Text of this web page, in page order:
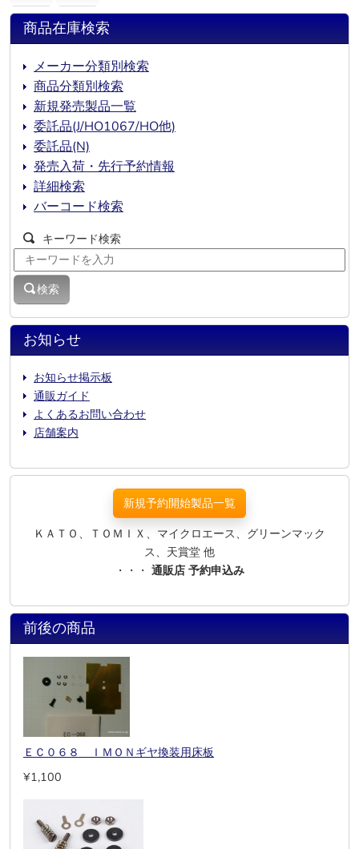
お知らせ
お知らせ掲示板
通販ガイド
よくあるお問い合わせ
店舗案内
商品在庫検索
メーカー分類別検索
商品分類別検索
新規発売製品一覧
委託品(J/HO1067/HO他)
委託品(N)
発売入荷・先行予約情報
詳細検索
バーコード検索
キーワード検索
検索
新規予約開始製品一覧
ＫＡＴＯ、ＴＯＭＩＸ、マイクロエース、グリーンマック
ス、天賞堂 他
・・・ 通販店 予約申込み
前後の商品
ＥＣ０６８ ＩＭＯＮギヤ換装用床板
¥1,100